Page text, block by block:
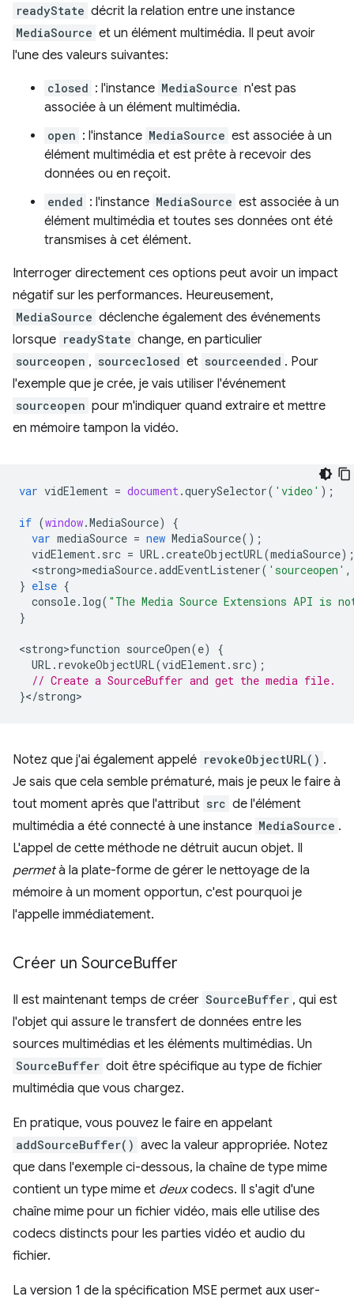
readyState décrit la relation entre une instance
MediaSource et un élément multimédia. Il peut avoir
l'une des valeurs suivantes:
closed : l'instance MediaSource n'est pas
associée à un élément multimédia.
open : l'instance MediaSource est associée à un
élément multimédia et est prête à recevoir des
données ou en reçoit.
ended : l'instance MediaSource est associée à un
élément multimédia et toutes ses données ont été
transmises à cet élément.
Interroger directement ces options peut avoir un impact
négatif sur les performances. Heureusement,
MediaSource déclenche également des événements
lorsque readyState change, en particulier
sourceopen , sourceclosed et sourceended . Pour
l'exemple que je crée, je vais utiliser l'événement
sourceopen pour m'indiquer quand extraire et mettre
en mémoire tampon la vidéo.
var vidElement = document.querySelector( 'video' );
if (window.MediaSource)
{
var mediaSource = new MediaSource();
vidElement. src = URL .createObjectURL(mediaSource);
<strong>mediaSource.addEventListener( 'sourceopen' ,
} else {
console. log( "The Media Source Extensions API is
}
<strong>function sourceOpen(e)
{
URL . revokeObjectURL(vidElement. src);
// Create a SourceBuffer and get the media file.
}</strong
Notez que j'ai également appelé revokeObjectURL() .
Je sais que cela semble prématuré, mais je peux le faire à
tout moment après que l'attribut src de l'élément
multimédia a été connecté à une instance MediaSource .
L'appel de cette méthode ne détruit aucun objet. Il
permetà la plate-forme de gérer le nettoyage de la
mémoire à un moment opportun, c'est pourquoi je
l'appelle immédiatement.
Créer un SourceBuffer
Il est maintenant temps de créer SourceBuffer , qui est
l'objet qui assure le transfert de données entre les
sources multimédias et les éléments multimédias. Un
SourceBuffer doit être spécifique au type de fichier
multimédia que vous chargez.
En pratique, vous pouvez le faire en appelant
addSourceBuffer() avec la valeur appropriée. Notez
que dans l'exemple ci-dessous, la chaîne de type mime
contient un type mime et deuxcodecs. Il s'agit d'une
chaîne mime pour un fichier vidéo, mais elle utilise des
codecs distincts pour les parties vidéo et audio du
fichier.
La version 1 de la spécification MSE permet aux user-